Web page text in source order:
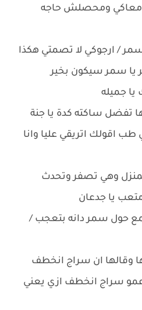
معاكي ومحصلش حاجه
/ ارجوكي لا تصمتي هكذا
يا سمر سيكون بخير
جميله
تفضل ساكته كدة يا جنة
اقولك اتريقي عليا وانا
وهي تصفر وتحدث
يا جدعان
حول سمر دانه بتعجب /
وقالها ان سراج انخطف
سراج انخطف ازي يعني